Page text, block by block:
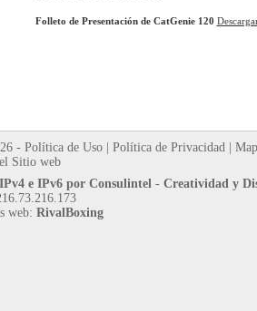
Folleto de Presentación de CatGenie 120
- Política de Uso| Política de Privacidad|
Sitio web
e IPv6 por Consulintel- Creatividad y
web: RivalBoxing